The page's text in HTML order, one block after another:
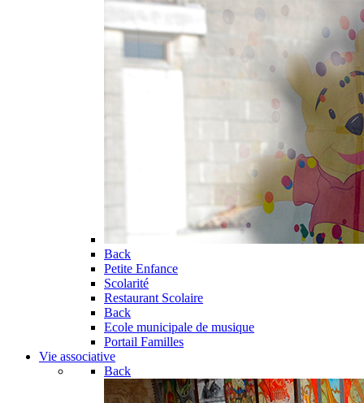
Back
Petite Enfance
Scolarité
Restaurant Scolaire
Back
Ecole municipale de musique
Portail Familles
Vie associative
Back